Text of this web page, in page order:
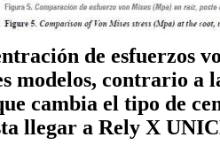
de esfuerzos
modelos, contrario a
cambia el tipo de
llegar a Rely X